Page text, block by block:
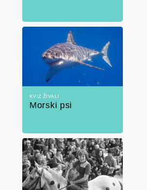
KVIZ ŽIVALI
Morski psi